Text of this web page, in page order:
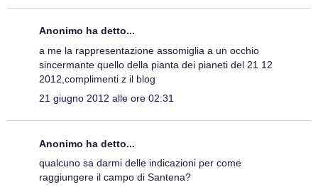
Anonimo ha detto...
a me la rappresentazione assomiglia a un occhio
sincermante quello della pianta dei pianeti del 21 12
2012,complimenti z il blog
21 giugno 2012 alle ore 02:31
Anonimo ha detto...
qualcuno sa darmi delle indicazioni per come
raggiungere il campo di Santena?